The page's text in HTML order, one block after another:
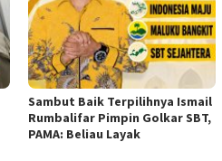
Sambut Baik Terpilihnya Ismail
Rumbalifar Pimpin Golkar SBT,
PAMA: Beliau Layak